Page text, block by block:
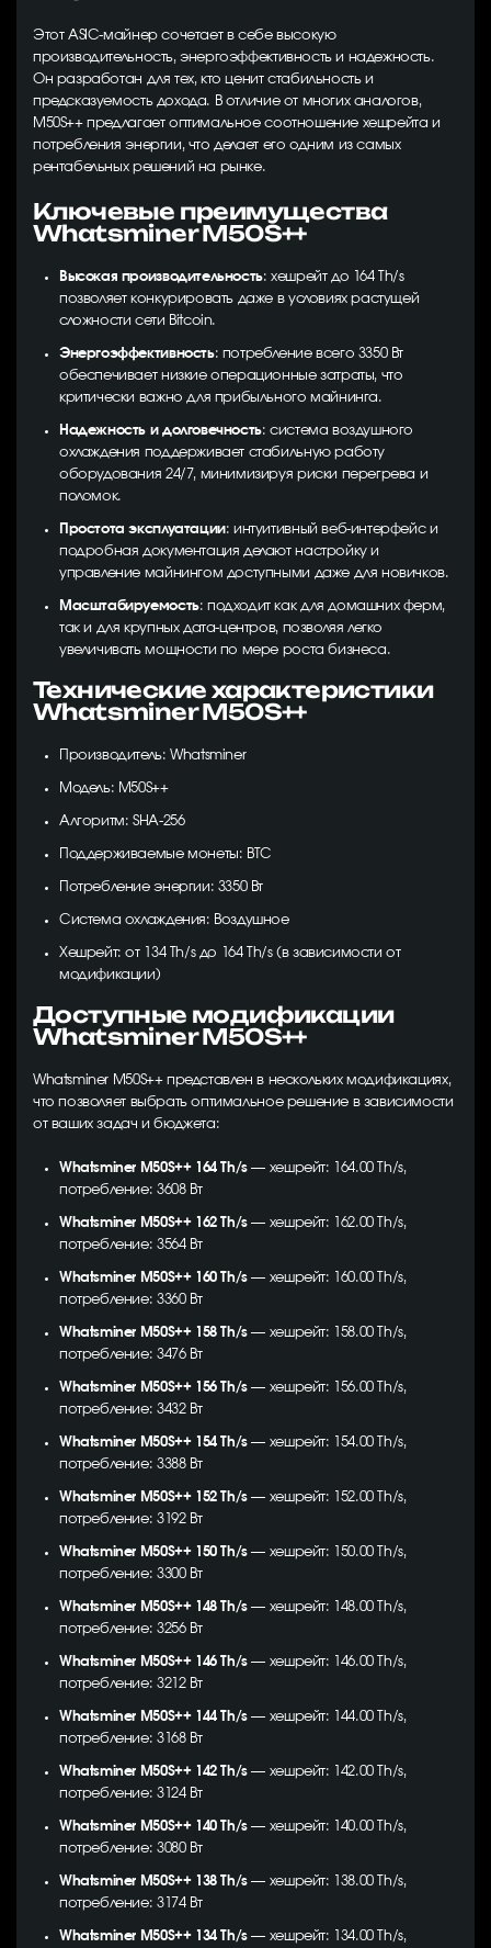
Этот ASIC-майнер сочетает в себе высокую
производительность, энергоэффективность и надежность.
Он разработан для тех, кто ценит стабильность и
предсказуемость дохода. В отличие от многих аналогов,
M50S++ предлагает оптимальное соотношение хешрейта и
потребления энергии, что делает его одним из самых
рентабельных решений на рынке.
Ключевые преимущества
Whatsminer M50S++
Высокая производительность: хешрейт до 164 Th/s
позволяет конкурировать даже в условиях растущей
сложности сети Bitcoin.
Энергоэффективность: потребление всего 3350 Вт
обеспечивает низкие операционные затраты, что
критически важно для прибыльного майнинга.
Надежность и долговечность: система воздушного
охлаждения поддерживает стабильную работу
оборудования 24/7, минимизируя риски перегрева и
поломок.
Простота эксплуатации: интуитивный веб-интерфейс и
подробная документация делают настройку и
управление майнингом доступными даже для новичков.
Масштабируемость: подходит как для домашних ферм,
так и для крупных дата-центров, позволяя легко
увеличивать мощности по мере роста бизнеса.
Технические характеристики
Whatsminer M50S++
Производитель: Whatsminer
Модель: M50S++
Алгоритм: SHA-256
Поддерживаемые монеты: BTC
Потребление энергии: 3350 Вт
Система охлаждения: Воздушное
Хешрейт: от 134 Th/s до 164 Th/s (в зависимости от
модификации)
Доступные модификации
Whatsminer M50S++
Whatsminer M50S++ представлен в нескольких модификациях,
что позволяет выбрать оптимальное решение в зависимости
от ваших задач и бюджета:
Whatsminer M50S++ 164 Th/s— хешрейт: 164.00 Th/s,
потребление: 3608 Вт
Whatsminer M50S++ 162 Th/s— хешрейт: 162.00 Th/s,
потребление: 3564 Вт
Whatsminer M50S++ 160 Th/s— хешрейт: 160.00 Th/s,
потребление: 3360 Вт
Whatsminer M50S++ 158 Th/s— хешрейт: 158.00 Th/s,
потребление: 3476 Вт
Whatsminer M50S++ 156 Th/s— хешрейт: 156.00 Th/s,
потребление: 3432 Вт
Whatsminer M50S++ 154 Th/s— хешрейт: 154.00 Th/s,
потребление: 3388 Вт
Whatsminer M50S++ 152 Th/s— хешрейт: 152.00 Th/s,
потребление: 3192 Вт
Whatsminer M50S++ 150 Th/s— хешрейт: 150.00 Th/s,
потребление: 3300 Вт
Whatsminer M50S++ 148 Th/s— хешрейт: 148.00 Th/s,
потребление: 3256 Вт
Whatsminer M50S++ 146 Th/s— хешрейт: 146.00 Th/s,
потребление: 3212 Вт
Whatsminer M50S++ 144 Th/s— хешрейт: 144.00 Th/s,
потребление: 3168 Вт
Whatsminer M50S++ 142 Th/s— хешрейт: 142.00 Th/s,
потребление: 3124 Вт
Whatsminer M50S++ 140 Th/s— хешрейт: 140.00 Th/s,
потребление: 3080 Вт
Whatsminer M50S++ 138 Th/s— хешрейт: 138.00 Th/s,
потребление: 3174 Вт
Whatsminer M50S++ 134 Th/s— хешрейт: 134.00 Th/s,